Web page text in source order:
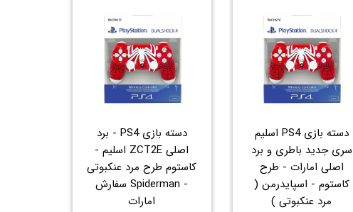
دسته بازی PS4 اسلیم
سری جدید باطری و برد
اصلی امارات - طرح
کاستوم - اسپایدرمن (
مرد عنکبوتی )
دسته بازی PS4 - برد
اصلی ZCT2E اسلیم -
کاستوم طرح مرد عنکبوتی
- Spiderman سفارش
امارات